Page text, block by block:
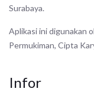
Surabaya.
Aplikasi ini digunakan
Permukiman, Cipta
Infor